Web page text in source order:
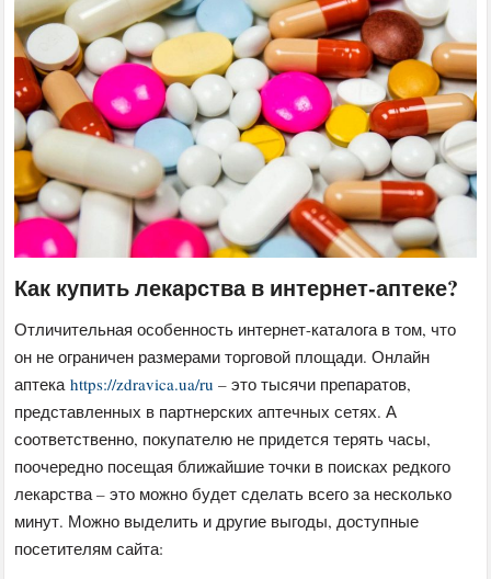
Как купить лекарства в интернет-аптеке?
Отличительная особенность интернет-каталога в том, что
он не ограничен размерами торговой площади. Онлайн
аптекаhttps://zdravica.ua/ru – это тысячи препаратов,
представленных в партнерских аптечных сетях. А
соответственно, покупателю не придется терять часы,
поочередно посещая ближайшие точки в поисках редкого
лекарства – это можно будет сделать всего за несколько
минут. Можно выделить и другие выгоды, доступные
посетителям сайта: